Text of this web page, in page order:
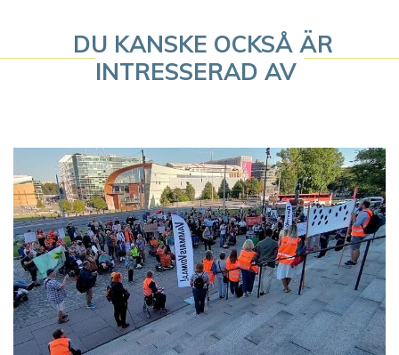
i
e
r
i
n
g
DU KANSKE OCKSÅ ÄR
INTRESSERAD AV